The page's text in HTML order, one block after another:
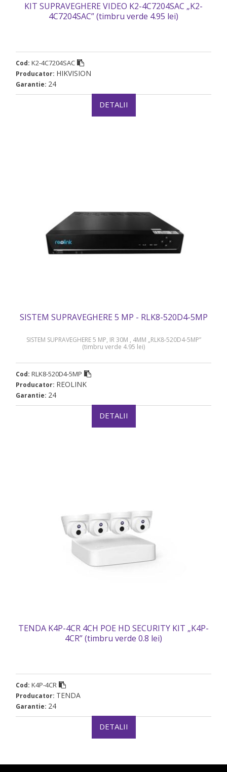
KIT SUPRAVEGHERE VIDEO K2-4C7204SAC „K2-
4C7204SAC” (timbru verde 4.95 lei)
Cod: K2-4C7204SAC
Producator: HIKVISION
Garantie: 24
DETALII
SISTEM SUPRAVEGHERE 5 MP - RLK8-520D4-5MP
SISTEM SUPRAVEGHERE 5 MP, IR 30M , 4MM „RLK8-520D4-5MP”
(timbru verde 4.95 lei)
Cod: RLK8-520D4-5MP
Producator: REOLINK
Garantie: 24
DETALII
TENDA K4P-4CR 4CH POE HD SECURITY KIT „K4P-
4CR” (timbru verde 0.8 lei)
Cod: K4P-4CR
Producator: TENDA
Garantie: 24
DETALII